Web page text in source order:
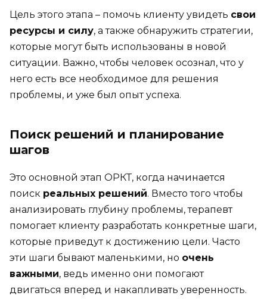
Цель этого этапа – помочь клиенту увидеть свои
ресурсы и силу, а также обнаружить стратегии,
которые могут быть использованы в новой
ситуации. Важно, чтобы человек осознал, что у
него есть все необходимое для решения
проблемы, и уже был опыт успеха.
Поиск решений и планирование
шагов
Это основной этап ОРКТ, когда начинается
поиск реальных решений. Вместо того чтобы
анализировать глубину проблемы, терапевт
помогает клиенту разработать конкретные шаги,
которые приведут к достижению цели. Часто
эти шаги бывают маленькими, но очень
важными, ведь именно они помогают
двигаться вперед и накапливать уверенность.